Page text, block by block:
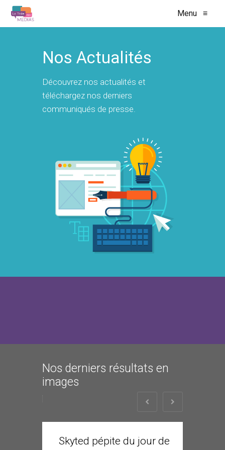
Menu ≡
Nos Actualités
Découvrez nos actualités et
téléchargez nos derniers
communiqués de presse.
Nos derniers résultats en
images
Skyted pépite du jour de